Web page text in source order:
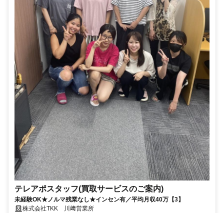
テレアポスタッフ(買取サービスのご案内)
未経験OK★ノルマ残業なし★インセン有／平均月収40万【3】
株式会社TKK 川﨑営業所